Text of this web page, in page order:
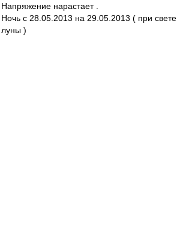
Напряжение нарастает .
Ночь с 28.05.2013 на 29.05.2013 ( при свете
луны )